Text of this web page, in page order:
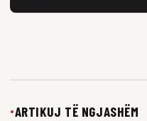
●ARTIKUJ TË NGJASHËM